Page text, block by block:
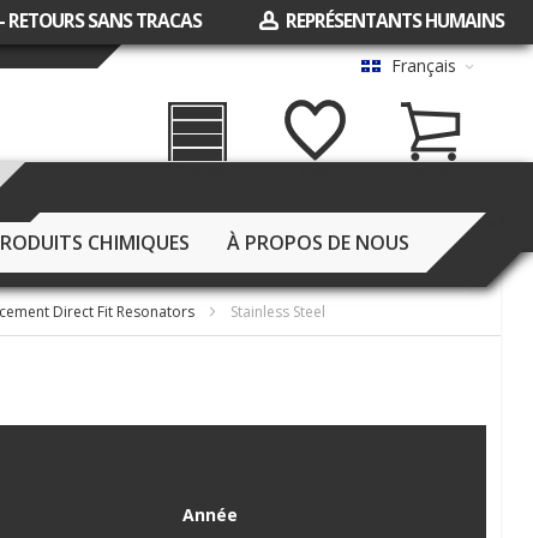
RETOURS SANS TRACAS REPRÉSENTANTS HUMAINS
Français
CHIMIQUES À PROPOS DE NOUS
Direct Fit Resonators Stainless Steel
Année